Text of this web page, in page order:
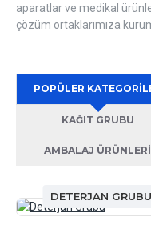
aparatlar ve medikal
çözüm ortaklarımıza
POPÜLER
KAĞIT GRUBU
AMBALAJ ÜRÜNLERI
DETERJAN GRUBU